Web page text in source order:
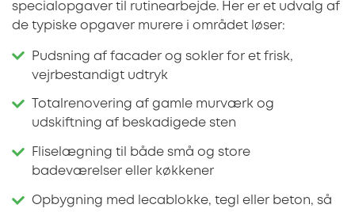
specialopgaver til rutinearbejde. Her er et udvalg af
de typiske opgaver murere i området løser:
Pudsning af facader og sokler for et frisk,
vejrbestandigt udtryk
Totalrenovering af gamle murværk og
udskiftning af beskadigede sten
Fliselægning til både små og store
badeværelser eller køkkener
Opbygning med lecablokke, tegl eller beton, så